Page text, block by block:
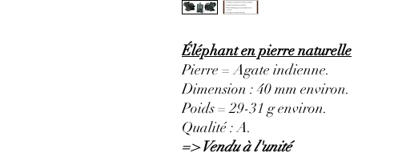
Éléphant en pierre naturelle
Pierre = Agate indienne.
Dimension : 40 mm environ.
Poids = 29-31 g environ.
Qualité : A.
=> Vendu à l'unité